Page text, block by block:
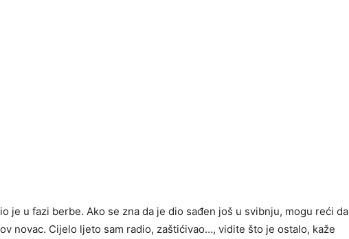
je u fazi berbe. Ako se zna da je dio sađen još u svibnju, mogu reći da
novac. Cijelo ljeto sam radio, zaštićivao…, vidite što je ostalo, kaže